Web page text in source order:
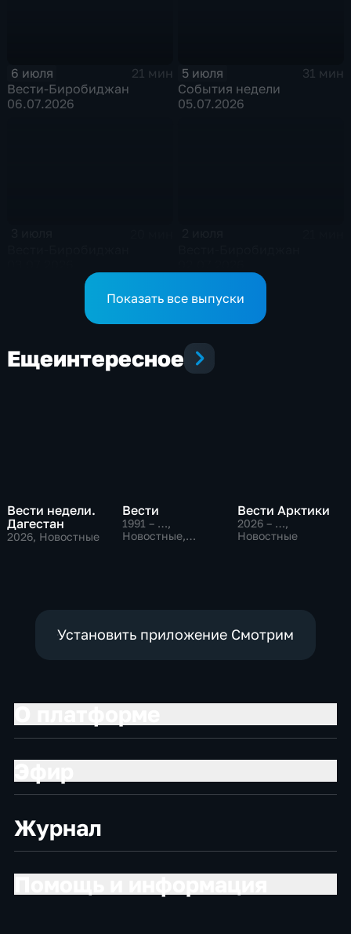
6 июля
21 мин
Вести-Биробиджан
06.07.2026
5 июля
31 мин
События недели
05.07.2026
Показать все выпуски
Ещеинтересное
Вести недели.
Дагестан
2026, Новостные
Вести
1991 – …,
Новостные,
Вести Арктики
2026 – …,
Новостные
Установить приложение Смотрим
Журнал